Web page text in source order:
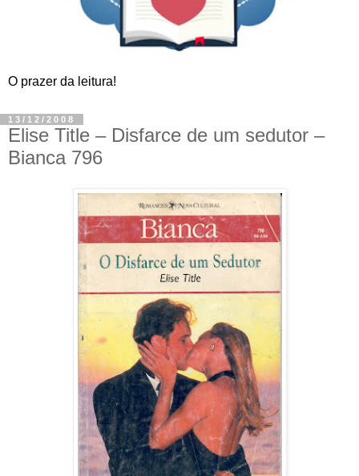
O prazer da leitura!
13/12/2008
Elise Title – Disfarce de um sedutor –
Bianca 796